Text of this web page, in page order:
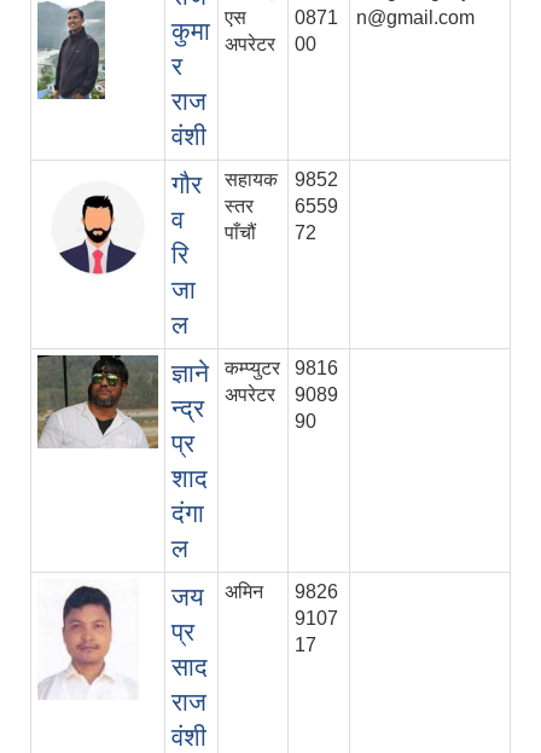
कुमा
र
राज
वंशी
एस
अपरेटर
0871
00
n@gmail.com
गौर
व
रि
जा
ल
सहायक
स्तर
पाँचौं
9852
6559
72
ज्ञाने
न्द्र
प्र
शाद
दंगा
ल
कम्प्युटर
अपरेटर
9816
9089
90
जय
प्र
साद
राज
वंशी
अमिन
9826
9107
17